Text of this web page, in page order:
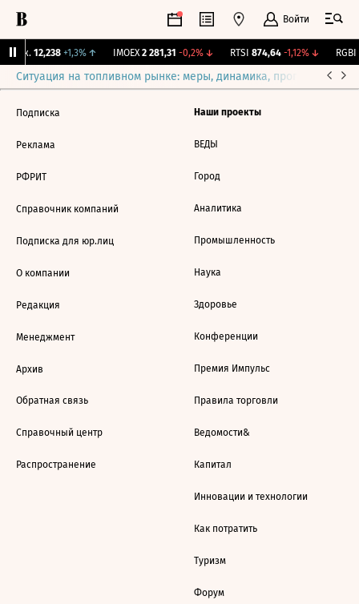
Войти
Бирж. 12,238 +1,3%↑ IMOEX 2 281,31 -0,2%↓ RTSI 874,64 -1,12%↓ RGBI
Ситуация на топливном рынке: меры, динамика, прогнозы
Подписка
Реклама
РФРИТ
Справочник компаний
Подписка для юр.лиц
О компании
Редакция
Менеджмент
Архив
Обратная связь
Справочный центр
Распространение
Наши проекты
ВЕДЫ
Город
Аналитика
Промышленность
Наука
Здоровье
Конференции
Премия Импульс
Правила торговли
Ведомости&
Капитал
Инновации и технологии
Как потратить
Туризм
Форум